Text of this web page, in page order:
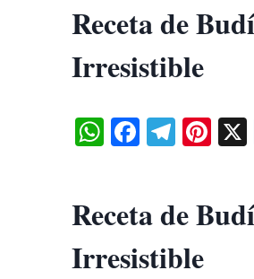
Receta de
Irresistible
W
ha
A
pp
Fa
ce
ok
Te
le
a
m
Pi
nt
es
Receta de
Irresistible